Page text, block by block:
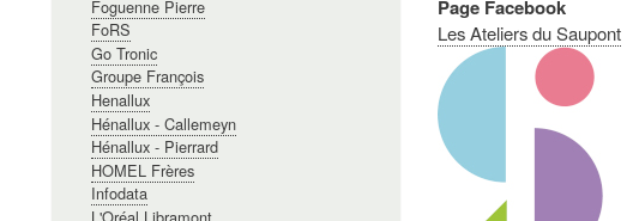
Page Facebook
Les Ateliers du Saupont
Foguenne Pierre
FoRS
Go Tronic
Groupe François
Henallux
Hénallux - Callemeyn
Hénallux - Pierrard
HOMEL Frères
Infodata
L'Oréal Libramont